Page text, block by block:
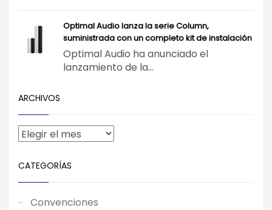
Optimal Audio lanza la serie Column,
suministrada con un completo kit de instalación
Optimal Audio ha anunciado el
lanzamiento de la...
ARCHIVOS
CATEGORÍAS
Convenciones